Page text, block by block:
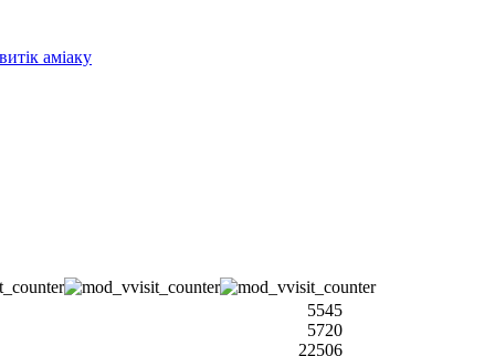
аміаку
5545
5720
22506